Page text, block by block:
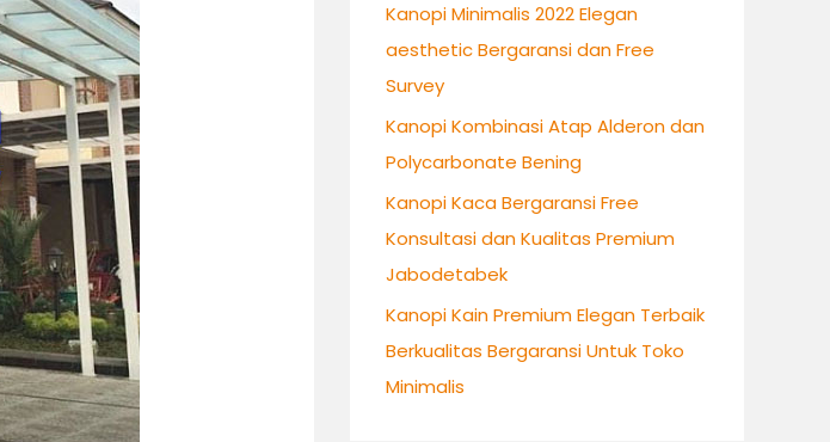
Kanopi Minimalis 2022 Elegan
aesthetic Bergaransi dan Free
Survey
Kanopi Kombinasi Atap Alderon dan
Polycarbonate Bening
Kanopi Kaca Bergaransi Free
Konsultasi dan Kualitas Premium
Jabodetabek
Kanopi Kain Premium Elegan Terbaik
Berkualitas Bergaransi Untuk Toko
Minimalis